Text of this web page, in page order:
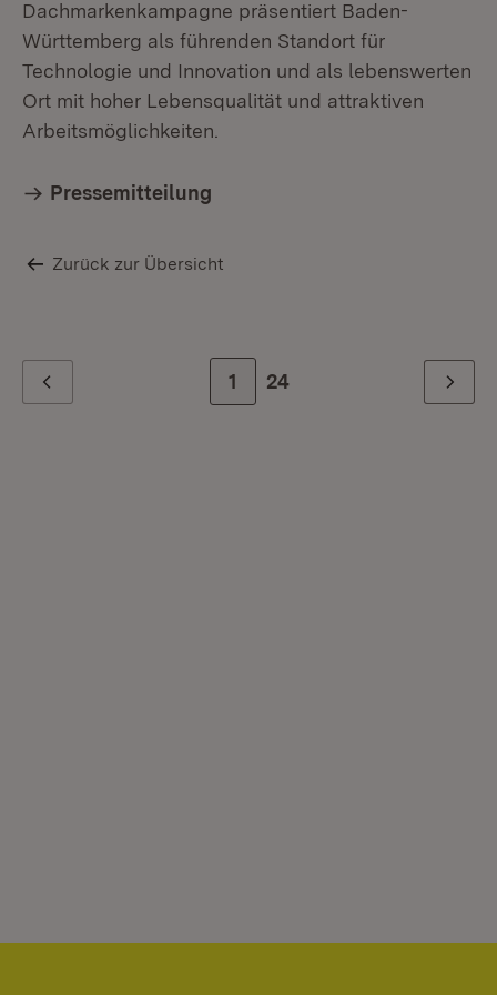
Dachmarkenkampagne präsentiert Baden-
Württemberg als führenden Standort für
Technologie und Innovation und als lebenswerten
Ort mit hoher Lebensqualität und attraktiven
Arbeitsmöglichkeiten.
Pressemitteilung
Zurück zur Übersicht
Zur Seite
1 Zur letzten Seite
24 Weiter